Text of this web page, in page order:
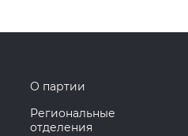
О партии
Региональные
отделения